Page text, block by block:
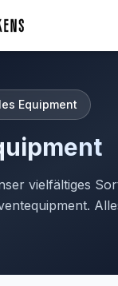
Equipment
vielfältiges